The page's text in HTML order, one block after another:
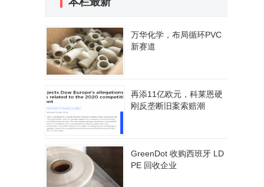
万华化学，布局循环PVC
新赛道
再添11亿欧元，科莱恩硬
刚反垄断旧案索赔潮
GreenDot 收购西班牙 LD
PE 回收企业